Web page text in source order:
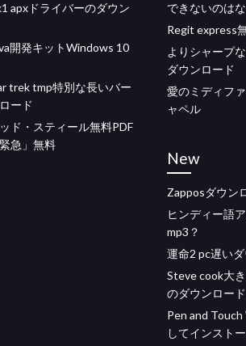
apxドライバーのダウン
開発キットWindows 10
trek tmp特別な長いバー
ード
ド・スティール無料PDF
急」無料
できないのは
Regit express
よりシャープ
ダウンロード
愛のミディフ
ャペル
New
Zapposダウン
ヒンディー語
mp3？
運命2 pc遅い
Steve cook大
のダウンロード
Pen and
してインスト